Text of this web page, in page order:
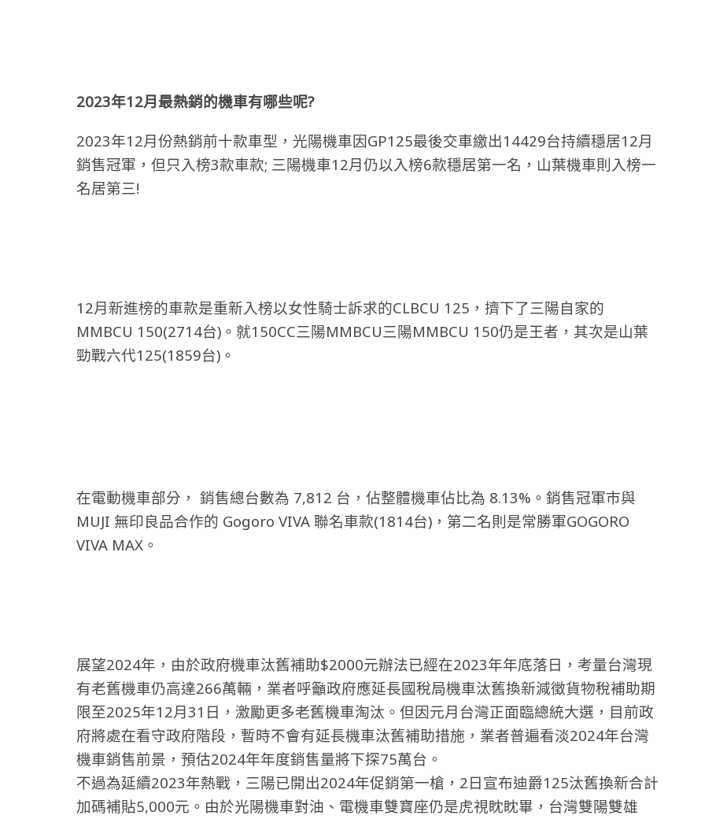
2023年12月最熱銷的機車有哪些呢?
2023年12月份熱銷前十款車型，光陽機車因GP125最後交車繳出14429台持續穩居12月
銷售冠軍，但只入榜3款車款; 三陽機車12月仍以入榜6款穩居第一名，山葉機車則入榜一
名居第三!
12月新進榜的車款是重新入榜以女性騎士訴求的CLBCU 125，擠下了三陽自家的
MMBCU 150(2714台) 。就150CC三陽MMBCU三陽MMBCU 150仍是王者，其次是山葉
勁戰六代125(1859台)。
在電動機車部分， 銷售總台數為 7,812 台，佔整體機車佔比為 8.13%。銷售冠軍市與
MUJI 無印良品合作的 Gogoro VIVA 聯名車款(1814台)，第二名則是常勝軍GOGORO
VIVA MAX。
展望2024年，由於政府機車汰舊補助$2000元辦法已經在2023年年底落日，考量台灣現
有老舊機車仍高達266萬輛，業者呼籲政府應延長國稅局機車汰舊換新減徵貨物稅補助期
限至2025年12月31日，激勵更多老舊機車淘汰。但因元月台灣正面臨總統大選，目前政
府將處在看守政府階段，暫時不會有延長機車汰舊補助措施，業者普遍看淡2024年台灣
機車銷售前景，預估2024年年度銷售量將下探75萬台。
不過為延續2023年熱戰，三陽已開出2024年促銷第一槍，2日宣布迪爵125汰舊換新合計
加碼補貼5,000元。 由於光陽機車對油、電機車雙寶座仍是虎視眈眈畢，台灣雙陽雙雄